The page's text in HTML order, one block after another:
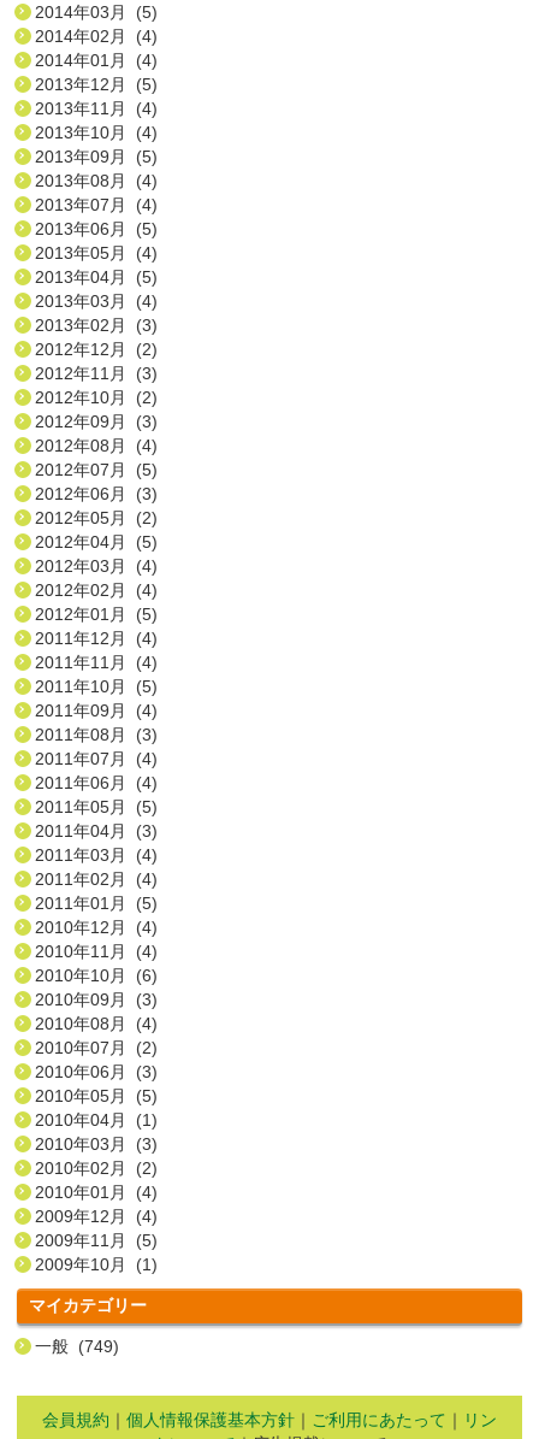
2014年03月 (5)
2014年02月 (4)
2014年01月 (4)
2013年12月 (5)
2013年11月 (4)
2013年10月 (4)
2013年09月 (5)
2013年08月 (4)
2013年07月 (4)
2013年06月 (5)
2013年05月 (4)
2013年04月 (5)
2013年03月 (4)
2013年02月 (3)
2012年12月 (2)
2012年11月 (3)
2012年10月 (2)
2012年09月 (3)
2012年08月 (4)
2012年07月 (5)
2012年06月 (3)
2012年05月 (2)
2012年04月 (5)
2012年03月 (4)
2012年02月 (4)
2012年01月 (5)
2011年12月 (4)
2011年11月 (4)
2011年10月 (5)
2011年09月 (4)
2011年08月 (3)
2011年07月 (4)
2011年06月 (4)
2011年05月 (5)
2011年04月 (3)
2011年03月 (4)
2011年02月 (4)
2011年01月 (5)
2010年12月 (4)
2010年11月 (4)
2010年10月 (6)
2010年09月 (3)
2010年08月 (4)
2010年07月 (2)
2010年06月 (3)
2010年05月 (5)
2010年04月 (1)
2010年03月 (3)
2010年02月 (2)
2010年01月 (4)
2009年12月 (4)
2009年11月 (5)
2009年10月 (1)
マイカテゴリー
一般 (749)
会員規約 ｜ 個人情報保護基本方針 ｜ ご利用にあたって ｜ リン